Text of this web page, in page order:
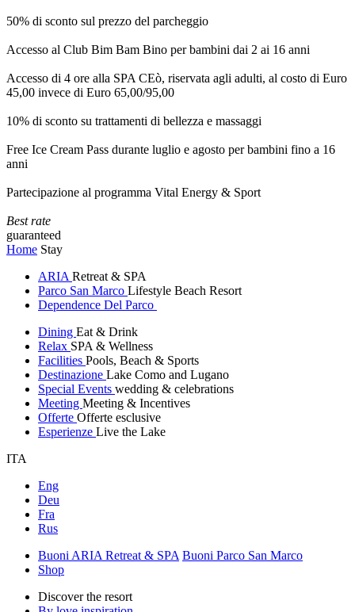
50% di sconto sul prezzo del parcheggio
Accesso al Club Bim Bam Bino per bambini dai 2 ai 16 anni
Accesso di 4 ore alla SPA CEò, riservata agli adulti, al costo di Euro
45,00 invece di Euro 65,00/95,00
10% di sconto su trattamenti di bellezza e massaggi
Free Ice Cream Pass durante luglio e agosto per bambini fino a 16
anni
Partecipazione al programma Vital Energy & Sport
Best rate
guaranteed
Home Stay
ARIA Retreat & SPA
Parco San Marco Lifestyle Beach Resort
Dependence Del Parco
Dining Eat & Drink
Relax SPA & Wellness
Facilities Pools, Beach & Sports
Destinazione Lake Como and Lugano
Special Events wedding & celebrations
Meeting Meeting & Incentives
Offerte Offerte esclusive
Esperienze Live the Lake
ITA
Eng
Deu
Fra
Rus
Buoni ARIA Retreat & SPA Buoni Parco San Marco
Shop
Discover the resort